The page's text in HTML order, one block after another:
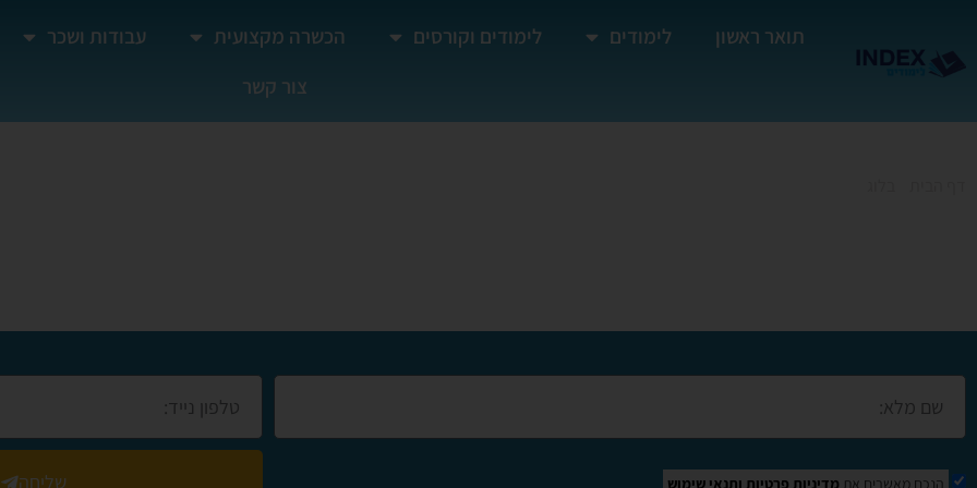
תואר ראשון לימודים לימודים וקורסים הכשרה מקצועית
עבודות ושכר
צור קשר
הנכם מאשרים את מדיניות פרטיות ותנאי שימוש שליחה